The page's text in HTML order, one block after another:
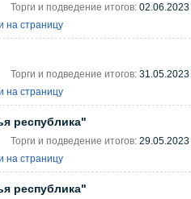
Торги и подведение итогов: 02.06.2023
на страницу
Торги и подведение итогов: 31.05.2023
на страницу
республика"
Торги и подведение итогов: 29.05.2023
на страницу
республика"